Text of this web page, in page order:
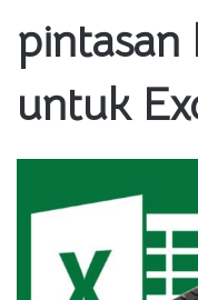
pintasan
untuk